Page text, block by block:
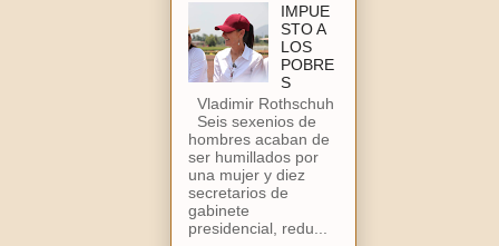
IMPUE
STO A
LOS
POBRE
S
Vladimir Rothschuh
Seis sexenios de
hombres acaban de
ser humillados por
una mujer y diez
secretarios de
gabinete
presidencial, redu...